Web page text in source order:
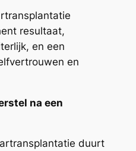
resultaat,
en een
en
na een
duurt